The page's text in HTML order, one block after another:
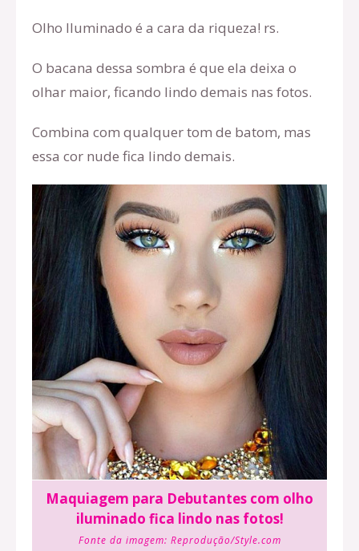
Olho Iluminado é a cara da riqueza! rs.
O bacana dessa sombra é que ela deixa o
olhar maior, ficando lindo demais nas fotos.
Combina com qualquer tom de batom, mas
essa cor nude fica lindo demais.
Maquiagem para Debutantes com olho
iluminado fica lindo nas fotos!
Fonte da imagem: Reprodução/Style.com